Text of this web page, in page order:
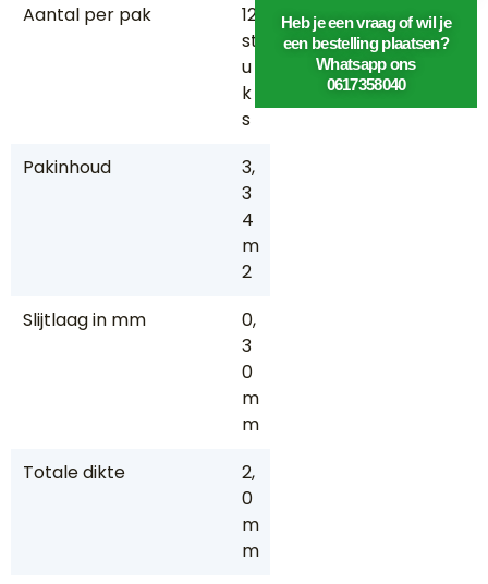
Aantal per pak
12
st
u
k
s
Pakinhoud
3,
3
4
m
2
Slijtlaag in mm
0,
3
0
m
m
Totale dikte
2,
0
m
m
Heb je een vraag of wil je
een bestelling plaatsen?
Whatsapp ons
0617358040